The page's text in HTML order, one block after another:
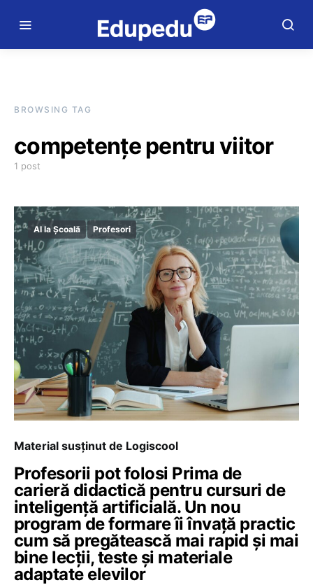
BROWSING TAG
competențe pentru viitor
1 post
AI la Școală Profesori
Material susținut de Logiscool
Profesorii pot folosi Prima de
carieră didactică pentru cursuri de
inteligență artificială. Un nou
program de formare îi învață practic
cum să pregătească mai rapid și mai
bine lecții, teste și materiale
adaptate elevilor